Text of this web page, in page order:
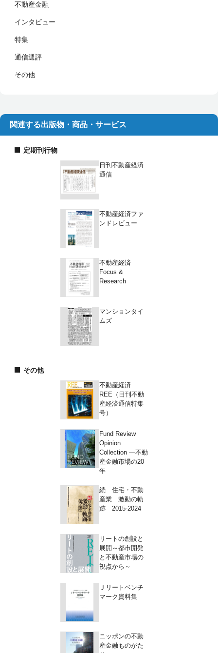
不動産金融
インタビュー
特集
通信週評
その他
関連する出版物・商品・サービス
定期刊行物
日刊不動産経済
通信
不動産経済ファ
ンドレビュー
不動産経済
Focus &
Research
マンションタイ
ムズ
その他
不動産経済
REE（日刊不動
産経済通信特集
号）
Fund Review
Opinion
Collection ―不動
産金融市場の20
年
続 住宅・不動
産業 激動の軌
跡 2015-2024
リートの創設と
展開～都市開発
と不動産市場の
視点から～
Ｊリートベンチ
マーク資料集
ニッポンの不動
産金融ものがた